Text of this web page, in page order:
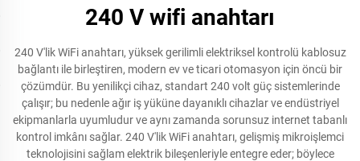
240 V wifi anahtarı
240 V'lik WiFi anahtarı, yüksek gerilimli elektriksel kontrolü kablosuz
bağlantı ile birleştiren, modern ev ve ticari otomasyon için öncü bir
çözümdür. Bu yenilikçi cihaz, standart 240 volt güç sistemlerinde
çalışır; bu nedenle ağır iş yüküne dayanıklı cihazlar ve endüstriyel
ekipmanlarla uyumludur ve aynı zamanda sorunsuz internet tabanlı
kontrol imkânı sağlar. 240 V'lik WiFi anahtarı, gelişmiş mikroişlemci
teknolojisini sağlam elektrik bileşenleriyle entegre eder; böylece